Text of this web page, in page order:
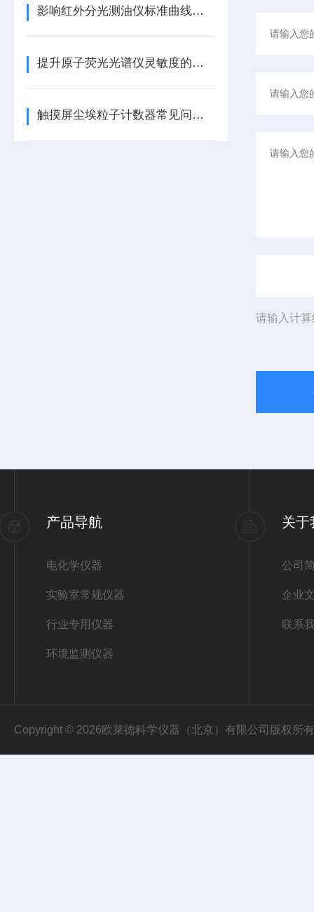
影响红外分光测油仪标准曲线准确性的因素分析
提升原子荧光光谱仪灵敏度的新技术
触摸屏尘埃粒子计数器常见问题：计数不准、采样故障解决
请输入计
产品导航
电化学仪器
实验室常规仪器
行业专用仪器
环境监测仪器
关于
公司
企业
联系
Copyright © 2026欧莱德科学仪器（北京）有限公司版权